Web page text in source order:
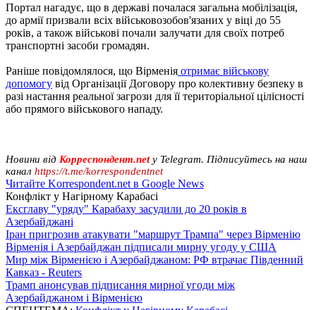
Портал нагадує, що в державі почалася загальна мобілізація,
до армії призвали всіх військовозобов'язаних у віці до 55
років, а також військові почали залучати для своїх потреб
транспортні засоби громадян.
Раніше повідомлялося, що Вірменія отримає військову
допомогу від Організації Договору про колективну безпеку в
разі настання реальної загрози для її територіальної цілісності
або прямого військового нападу.
Новини від Корреспондент.netу Telegram. Підписуйтесь на наш
канал https://t.me/korrespondentnet
Читайте Korrespondent.net в Google News
Конфлікт у Нагірному Карабасі
Ексглаву "уряду" Карабаху засудили до 20 років в
Азербайджані
Іран пригрозив атакувати "маршрут Трампа" через Вірменію
Вірменія і Азербайджан підписали мирну угоду у США
Мир між Вірменією і Азербайджаном: РФ втрачає Південний
Кавказ - Reuters
Трамп анонсував підписання мирної угоди між
Азербайджаном і Вірменією